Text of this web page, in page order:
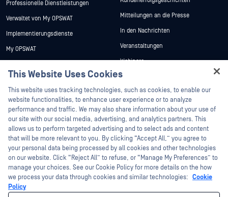
Professionelle Dienstleistungen
Verwaltet von My OPSWAT
Implementierungsdienste
My OPSWAT
Ausbildung
Programm zur Behebung von
Sicherheitslücken
Partner
Zertifizierung
Technologie-Partner
Partner Programm
Mitteilungen an die Presse
In den Nachrichten
Veranstaltungen
Webinare
Datenblätter
Weiße Papiere
Kostenlose Tools
©2026 OPSWAT . Alle Rechte vorbehalten. OPSWAT, MetaDefender, Metascan,
MetaAccess, das OPSWAT , Trust no File. Trust No Device., OPSWAT , Protecting the
This Website Uses Cookies
This website uses tracking technologies, such as cookies, to enable our
website functionalities, to enhance user experience or to analyze
performance and traffic. We may also share information about your use of
our site with our social media, advertising, and analytics partners. This
allows us to perform targeted advertising and to select ads and content
that will be more relevant to you. By clicking “Accept All,” you agree to
your personal data being processed by all cookies and other technologies
on our website. Click “Reject All” to refuse, or “Manage My Preferences” to
manage your choices. See our Cookie Policy for more details on the how
we process your data through cookies and similar technologies: Cookie
Policy